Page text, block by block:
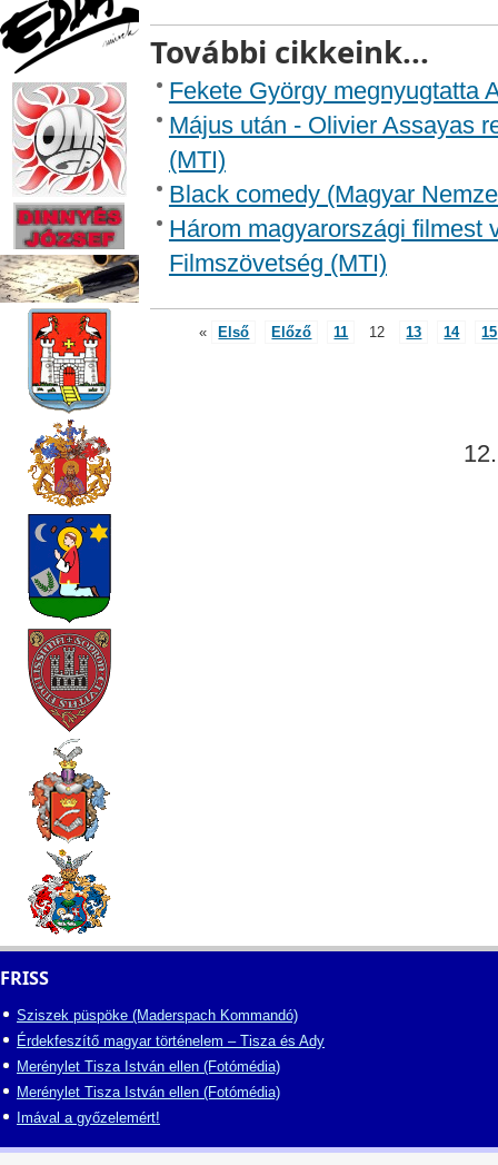
További cikkeink...
Fekete György megnyugtatta
Május után - Olivier Assayas
(MTI)
Black comedy (Magyar
Három magyarországi filmest
Filmszövetség (MTI)
« Első Előző 11 12 13 14 15
FRISS
Sziszek püspöke (Maderspach Kommandó)
Érdekfeszítő magyar történelem – Tisza és Ady
Merénylet Tisza István ellen (Fotómédia)
Merénylet Tisza István ellen (Fotómédia)
Imával a győzelemért!